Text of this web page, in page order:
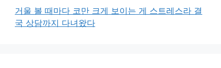
거울 볼 때마다 코만 크게 보이는 게 스트레스라 결
국 상담까지 다녀왔다